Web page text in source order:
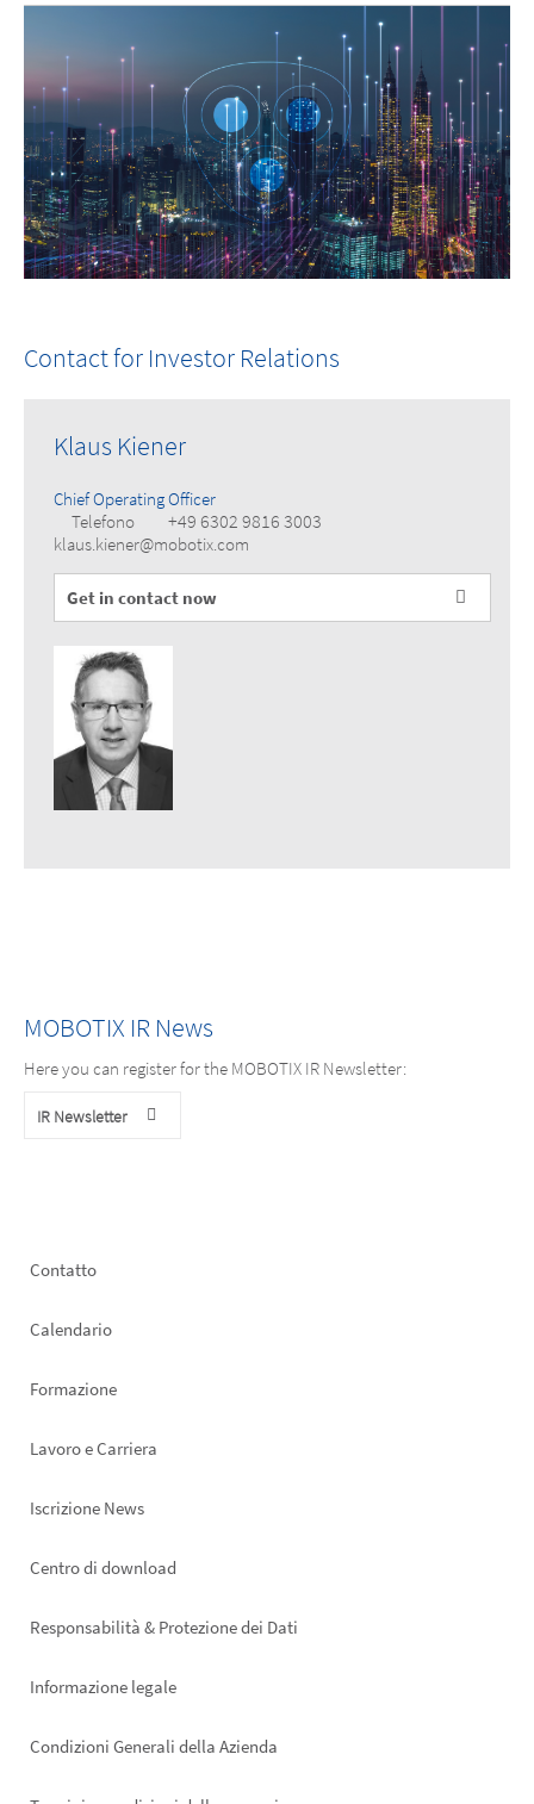
Contact for Investor Relations
Klaus Kiener
Chief Operating Officer
Telefono
+49 6302 9816 3003
klaus.kiener@mobotix.com
Get in contact now
MOBOTIX IR News
Here you can register for the MOBOTIX IR Newsletter:
IR Newsletter
Footer
Contatto
Calendario
Formazione
Lavoro e Carriera
Iscrizione News
Footer
Centro di download
Responsabilità & Protezione dei Dati
Informazione legale
Condizioni Generali della Azienda